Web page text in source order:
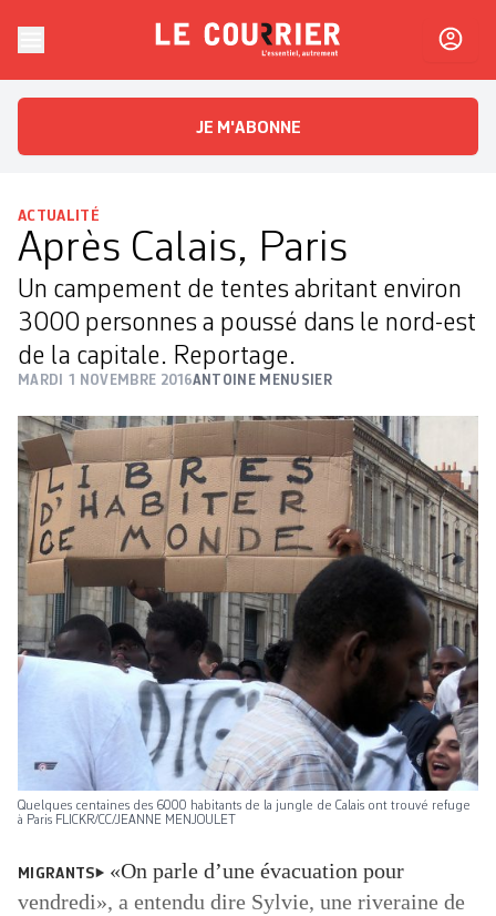
Le CourrierL'essentiel, autrement
JE M'ABONNE
ACTUALITÉ
Après Calais, Paris
Un campement de tentes abritant environ
3000 personnes a poussé dans le nord-est
de la capitale. Reportage.
MARDI 1 NOVEMBRE 2016ANTOINE MENUSIER
Quelques centaines des 6000 habitants de la jungle de Calais ont trouvé refuge
à Paris FLICKR/CC/JEANNE MENJOULET
MIGRANTS
«On parle d’une évacuation pour
vendredi», a entendu dire Sylvie, une riveraine de